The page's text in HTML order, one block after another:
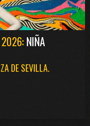
2026:NIÑA
DE SEVILLA.